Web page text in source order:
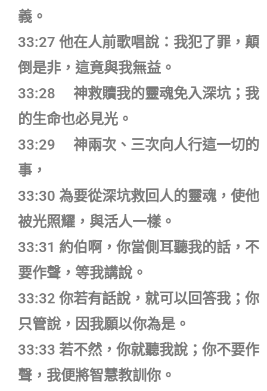
義。
33:27 他在人前歌唱說：我犯了罪，顛
倒是非，這竟與我無益。
33:28 神救贖我的靈魂免入深坑；我
的生命也必見光。
33:29 神兩次、三次向人行這一切的
事，
33:30 為要從深坑救回人的靈魂，使他
被光照耀，與活人一樣。
33:31 約伯啊，你當側耳聽我的話，不
要作聲，等我講說。
33:32 你若有話說，就可以回答我；你
只管說，因我願以你為是。
33:33 若不然，你就聽我說；你不要作
聲，我便將智慧教訓你。